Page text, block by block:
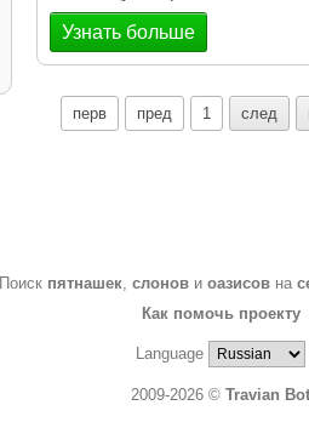
Узнать больше
перв пред 1 след
Поиск пятнашек, слонов и оазисов на
Как помочь проекту
Language
2009-2026 © Travian Bot